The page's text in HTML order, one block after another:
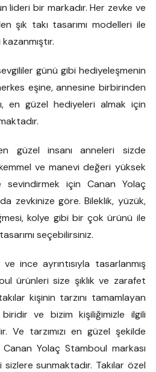
lideri bir markadır. Her zevke ve
şık takı tasarımı modelleri ile
günü gibi hediyeleşmenin
eşine, annesine birbirinden
en güzel hediyeleri almak için
güzel insanı anneleri sizde
ve manevi değeri yüksek
sevindirmek için Canan Yolaç
zevkinize göre. Bileklik, yüzük,
kolye gibi bir çok ürünü ile
seçebilirsiniz.
ince ayrıntısıyla tasarlanmış
ürünleri size şıklık ve zarafet
kişinin tarzını tamamlayan
ve bizim kişiliğimizle ilgili
Ve tarzımızı en güzel şekilde
Canan Yolaç Stamboul markası
sizlere sunmaktadır. Takılar özel